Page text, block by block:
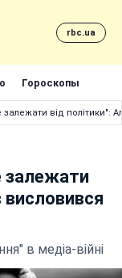
rbc.ua
Гороскопы
від політики":
залежати
висловився
в медіа-війні